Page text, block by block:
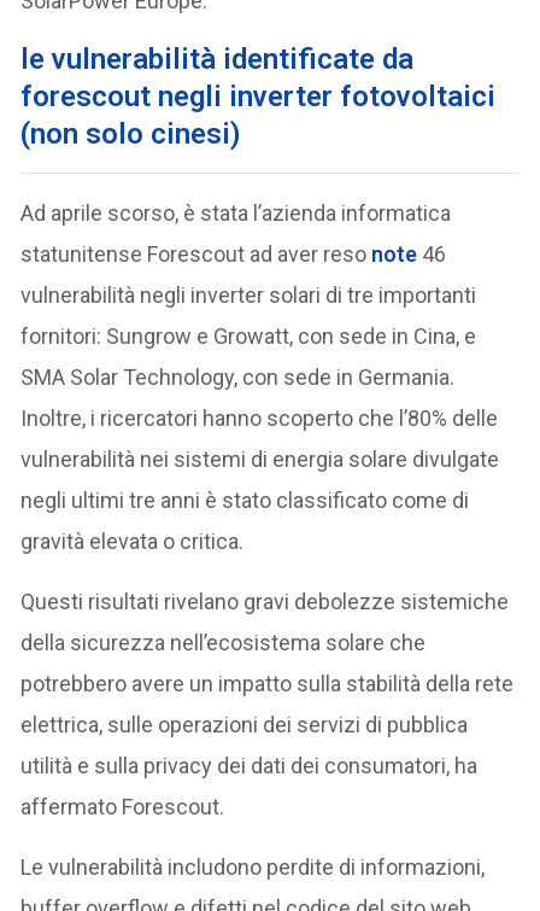
le vulnerabilità identificate da
forescout negli inverter fotovoltaici
(non solo cinesi)
Ad aprile scorso, è stata l’azienda informatica
statunitense Forescout ad aver reso note 46
vulnerabilità negli inverter solari di tre importanti
fornitori: Sungrow e Growatt, con sede in Cina, e
SMA Solar Technology, con sede in Germania.
Inoltre, i ricercatori hanno scoperto che l’80% delle
vulnerabilità nei sistemi di energia solare divulgate
negli ultimi tre anni è stato classificato come di
gravità elevata o critica.
Questi risultati rivelano gravi debolezze sistemiche
della sicurezza nell’ecosistema solare che
potrebbero avere un impatto sulla stabilità della rete
elettrica, sulle operazioni dei servizi di pubblica
utilità e sulla privacy dei dati dei consumatori, ha
affermato Forescout.
Le vulnerabilità includono perdite di informazioni,